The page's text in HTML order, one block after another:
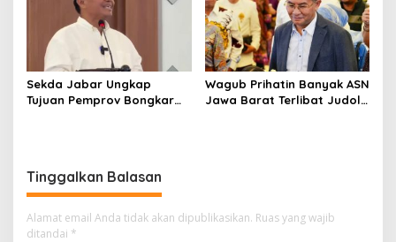
Sekda Jabar Ungkap
Tujuan Pemprov Bongkar
Wagub Prihatin Banyak ASN
Jawa Barat Terlibat Judol:
Tinggalkan Balasan
Alamat email Anda tidak akan dipublikasikan. Ruas yang wajib
ditandai *